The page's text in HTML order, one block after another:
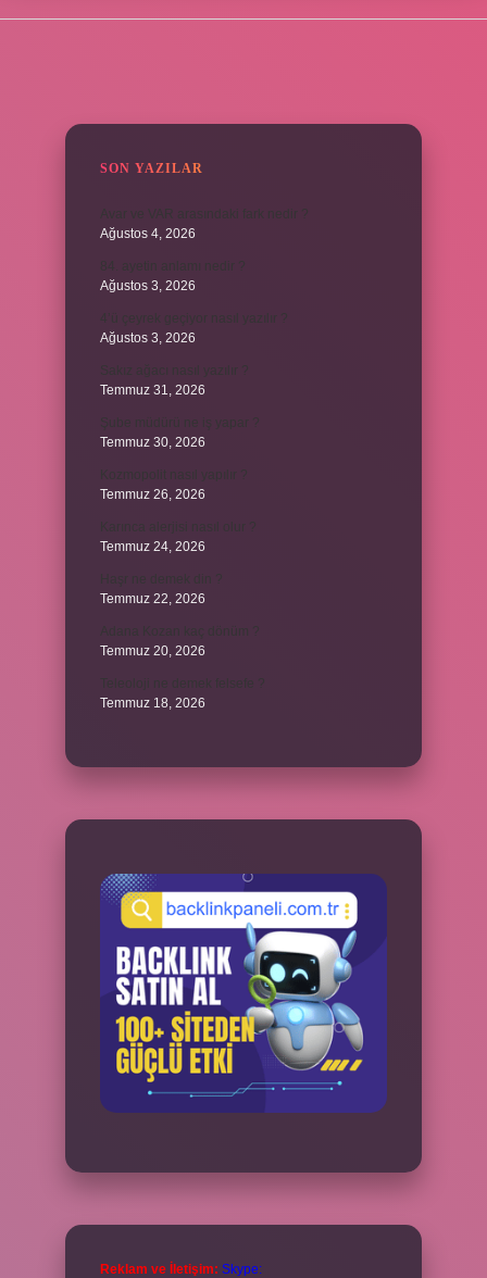
SON YAZILAR
Avar ve VAR arasındaki fark nedir ?
Ağustos 4, 2026
84. ayetin anlamı nedir ?
Ağustos 3, 2026
4’ü çeyrek geçiyor nasıl yazılır ?
Ağustos 3, 2026
Sakız ağacı nasıl yazılır ?
Temmuz 31, 2026
Şube müdürü ne iş yapar ?
Temmuz 30, 2026
Kozmopolit nasıl yapılır ?
Temmuz 26, 2026
Temmuz 24, 2026
Temmuz 22, 2026
Temmuz 20, 2026
Temmuz 18, 2026
Reklam ve İletişim: Skype: